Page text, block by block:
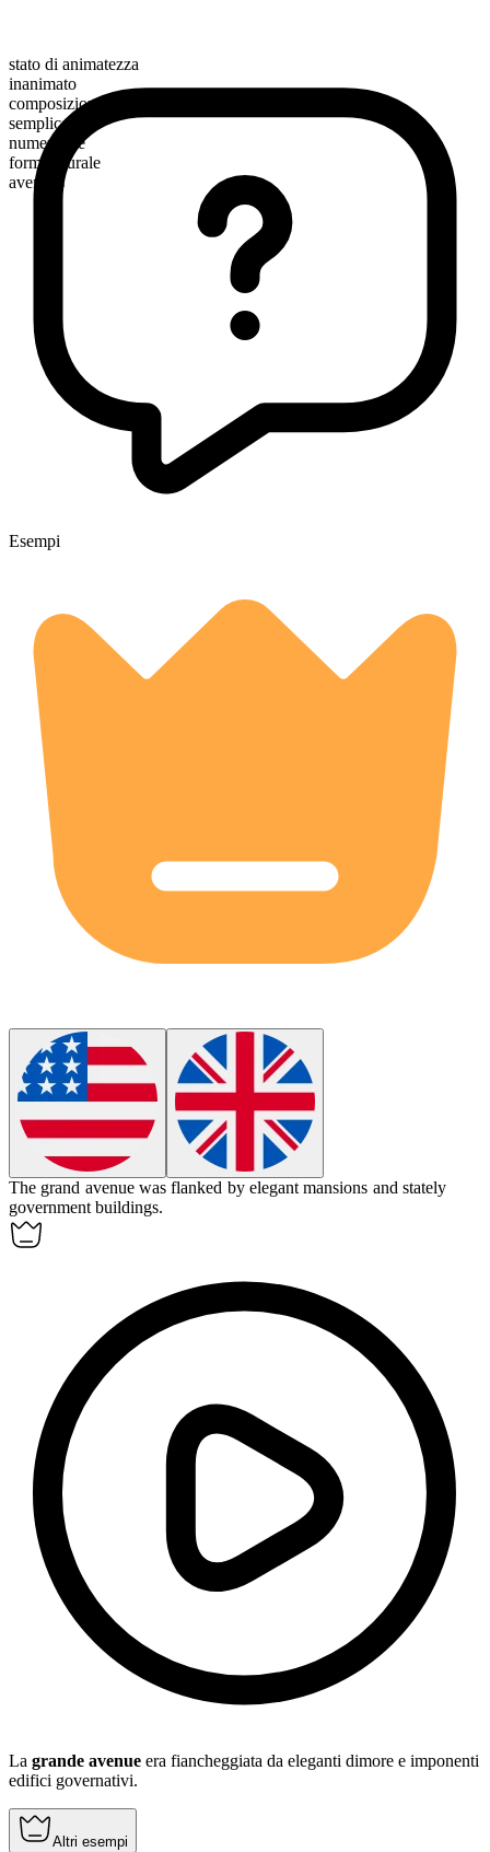
stato di animatezza
inanimato
composizione morfologica
semplice
numerabile
forma plurale
avenues
Esempi
The grand avenue was flanked by elegant mansions and stately
government buildings.
La grande avenue era fiancheggiata da eleganti dimore e imponenti
edifici governativi.
Altri esempi